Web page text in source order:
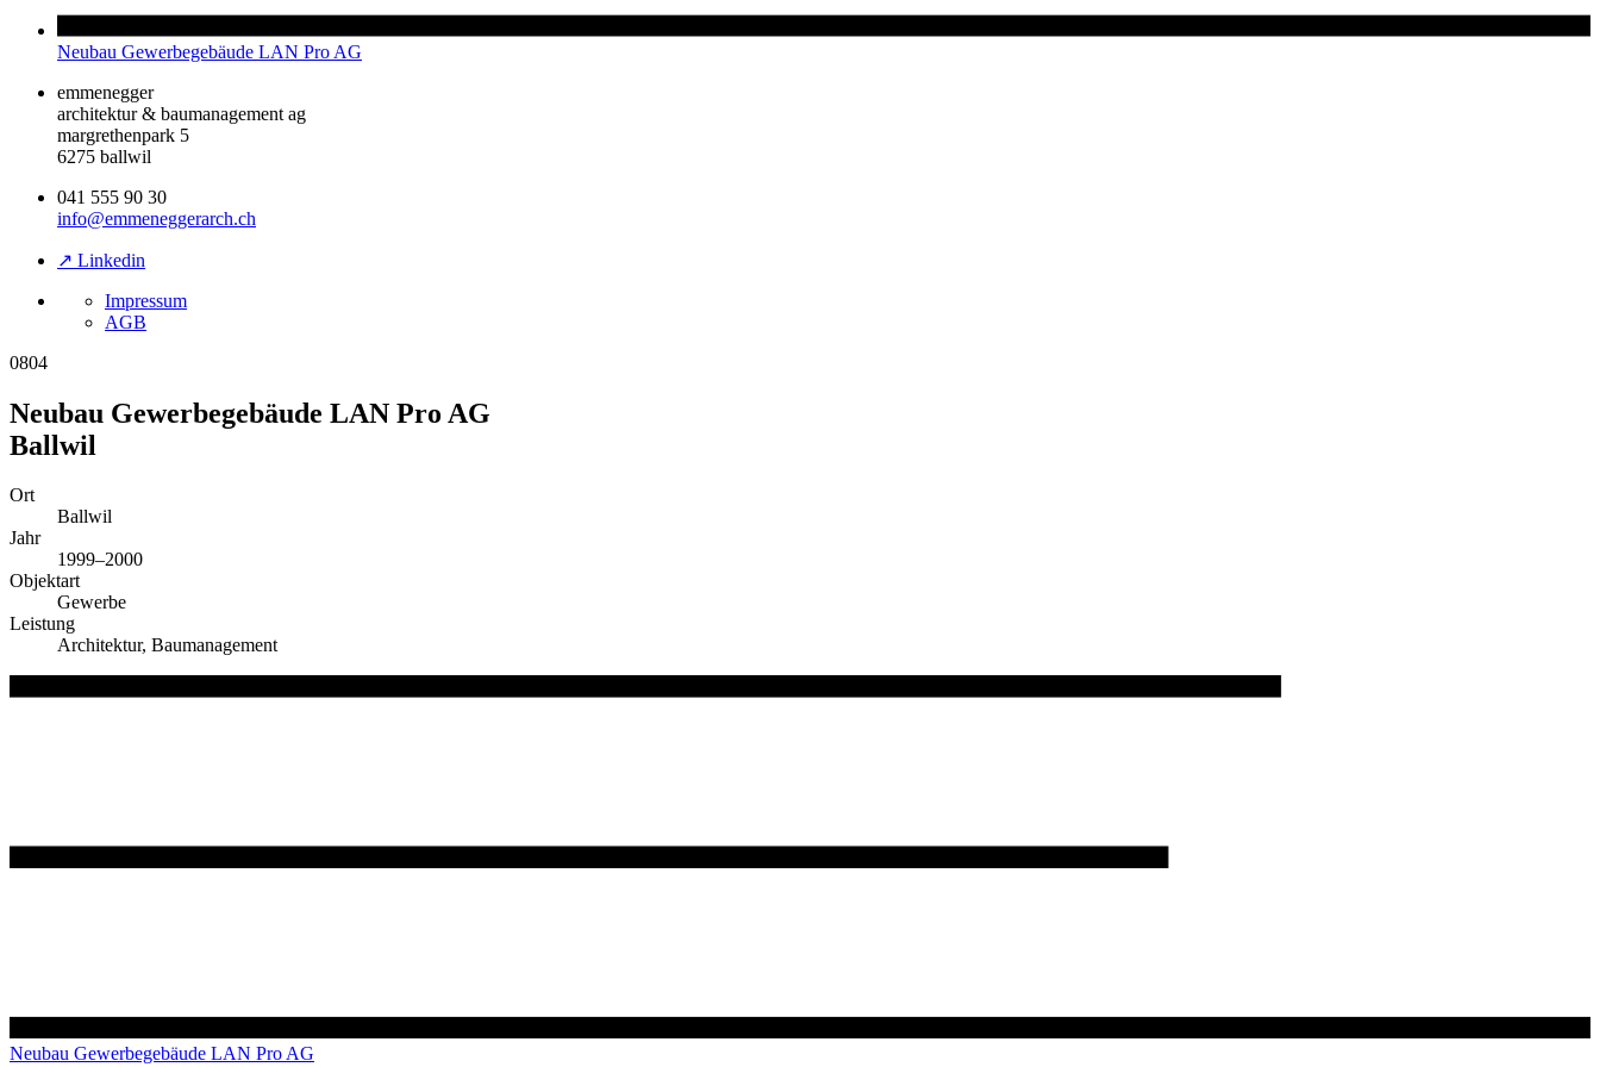
Neubau Gewerbegebäude LAN Pro AG
emmenegger
architektur & baumanagement ag
margrethenpark 5
6275 ballwil
041 555 90 30
info@emmeneggerarch.ch
↗ Linkedin
Impressum
AGB
0804
Neubau Gewerbegebäude LAN Pro AG
Ballwil
Ort
Ballwil
Jahr
1999–2000
Objektart
Gewerbe
Leistung
Architektur, Baumanagement
Neubau Gewerbegebäude LAN Pro AG